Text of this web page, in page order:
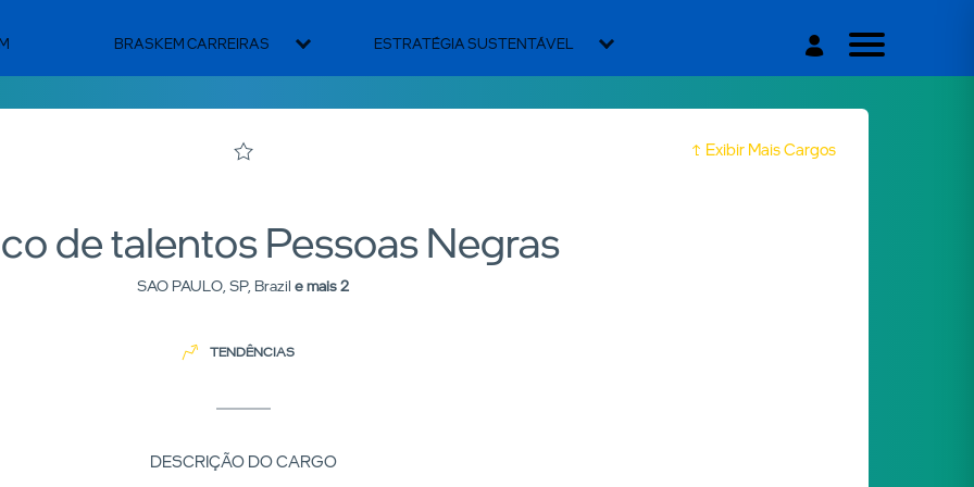
BRASKEM CARREIRAS ESTRATÉGIA SUSTENTÁVEL
Exibir Mais Cargos
de talentos Pessoas Negras
SAO PAULO, SP, Brazil e mais2
TENDÊNCIAS
DESCRIÇÃO DO CARGO